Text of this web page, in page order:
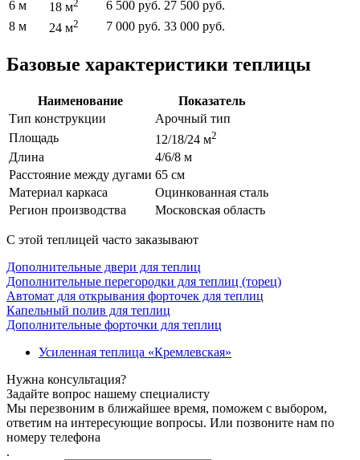
6 м
18 м2 6 500 руб. 27 500 руб.
8 м
24 м2 7 000 руб. 33 000 руб.
Базовые характеристики теплицы
Наименование
Показатель
Тип конструкции
Арочный тип
Площадь
12/18/24 м2
Длина
4/6/8 м
Расстояние между дугами 65 см
Материал каркаса
Оцинкованная сталь
Регион производства
Московская область
С этой теплицей часто заказывают
Дополнительные двери для теплиц
Дополнительные перегородки для теплиц (торец)
Автомат для открывания форточек для теплиц
Капельный полив для теплиц
Дополнительные форточки для теплиц
Усиленная теплица «Кремлевская»
Нужна консультация?
Задайте вопрос нашему специалисту
Мы перезвоним в ближайшее время, поможем с выбором,
ответим на интересующие вопросы. Или позвоните нам по
номеру телефона
.